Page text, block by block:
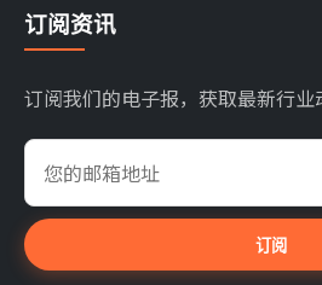
订阅资讯
订阅我们的电子报，获取最新行业
订阅